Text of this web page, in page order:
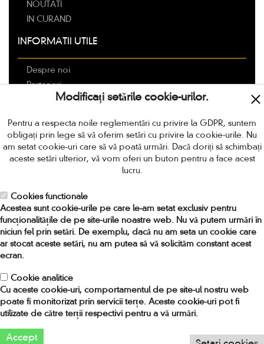
NOUTATI
IN CURAND
INFORMATII UTILE
Despre noi
Parteneri
Livrarea
Politica de retur
Termeni si conditii
Protectia Consumatorilor
Locuri de munca in Romania
CONTACT
Adresa: Strada Amiral Ioan Murgescu nr 4, sector 2,
Bucuresti, Romania. Cod 021753
Fax:
031 82 56 037
Email: comenzi[at]provideo[.]ro
2016 PRO VIDEO Home Entertainment. Toate drepturile
Modificați setările cookie-urilor.
Pentru a respecta noile reglementări cu privire la GDPR, suntem
obligați prin lege să vă oferim setări cu privire la cookie-urile. Nu
am setat cookie-uri care să vă poată urmări. Dacă doriți să schimbați
aceste setări ulterior, vă vom oferi un buton pentru a face acest
lucru.
Cookies functionale
Acestea sunt cookie-urile pe care le-am setat exclusiv pentru
funcționalitățile de pe site-urile noastre web. Nu vă putem urmări în
niciun fel prin setări. De exemplu, dacă nu am seta un cookie care
ar stocat aceste setări, nu am putea să vă solicităm constant acest
ecran.
Cookie analitice
Cu aceste cookie-uri, comportamentul de pe site-ul nostru web
poate fi monitorizat prin servicii terțe. Aceste cookie-uri pot fi
utilizate de către terții respectivi pentru a vă urmări.
Accept